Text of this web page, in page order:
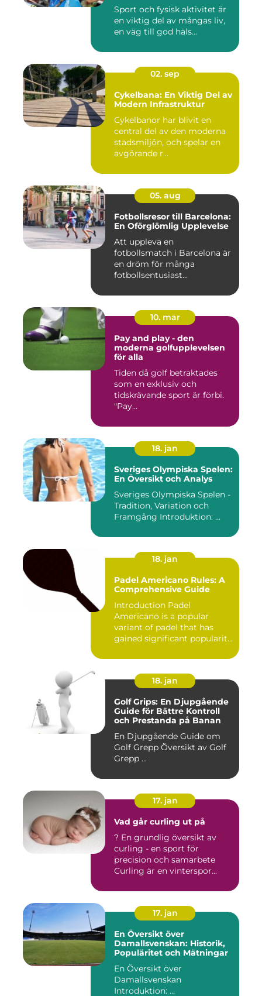
Sport och fysisk aktivitet är
en viktig del av mångas liv,
en väg till god häls...
02. sep
Cykelbana: En Viktig Del av
Modern Infrastruktur
Cykelbanor har blivit en
central del av den moderna
stadsmiljön, och spelar en
avgörande r...
05. aug
Fotbollsresor till Barcelona:
En Oförglömlig Upplevelse
Att uppleva en
fotbollsmatch i Barcelona är
en dröm för många
fotbollsentusiast...
10. mar
Pay and play - den
moderna golfupplevelsen
för alla
Tiden då golf betraktades
som en exklusiv och
tidskrävande sport är förbi.
"Pay...
18. jan
Sveriges Olympiska Spelen:
En Översikt och Analys
Sveriges Olympiska Spelen -
Tradition, Variation och
Framgång Introduktion: ...
18. jan
Padel Americano Rules: A
Comprehensive Guide
Introduction Padel
Americano is a popular
variant of padel that has
gained significant popularity
18. jan
Golf Grips: En Djupgående
Guide för Bättre Kontroll
och Prestanda på Banan
En Djupgående Guide om
Golf Grepp Översikt av Golf
Grepp ...
17. jan
Vad går curling ut på
? En grundlig översikt av
curling - en sport för
precision och samarbete
Curling är en vinterspor...
17. jan
En Översikt över
Damallsvenskan: Historik,
Populäritet och Mätningar
En Översikt över
Damallsvenskan
Introduktion: ...